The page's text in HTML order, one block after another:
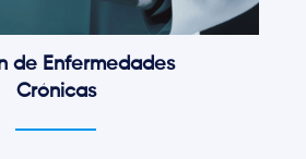
de Enfermedades
Crónicas